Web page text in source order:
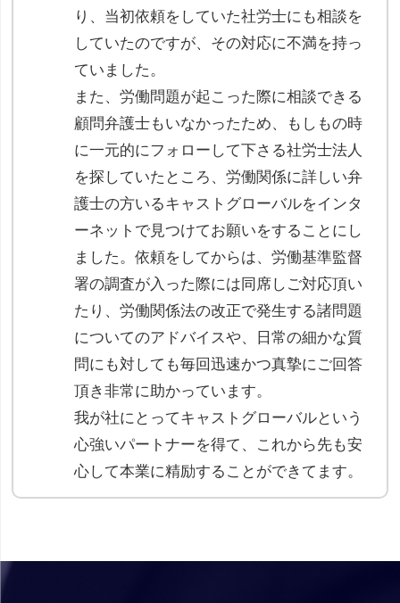
り、当初依頼をしていた社労士にも相談を
していたのですが、その対応に不満を持っ
ていました。
また、労働問題が起こった際に相談できる
顧問弁護士もいなかったため、もしもの時
に一元的にフォローして下さる社労士法人
を探していたところ、労働関係に詳しい弁
護士の方いるキャストグローバルをインタ
ーネットで見つけてお願いをすることにし
ました。依頼をしてからは、労働基準監督
署の調査が入った際には同席しご対応頂い
たり、労働関係法の改正で発生する諸問題
についてのアドバイスや、日常の細かな質
問にも対しても毎回迅速かつ真摯にご回答
頂き非常に助かっています。
我が社にとってキャストグローバルという
心強いパートナーを得て、これから先も安
心して本業に精励することができてます。